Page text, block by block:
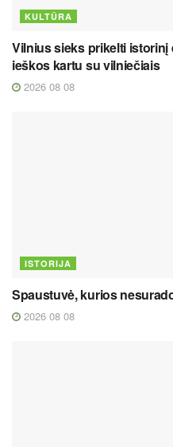
KULTŪRA
Vilnius sieks prikelti
ieškos kartu su vilniečiais
2026 08 08
ISTORIJA
Spaustuvė, kurios
2026 08 08